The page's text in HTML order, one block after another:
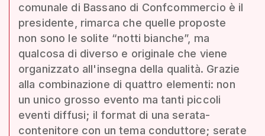
comunale di Bassano di Confcommercio è il
presidente, rimarca che quelle proposte
non sono le solite “notti bianche”, ma
qualcosa di diverso e originale che viene
organizzato all'insegna della qualità. Grazie
alla combinazione di quattro elementi: non
un unico grosso evento ma tanti piccoli
eventi diffusi; il format di una serata-
contenitore con un tema conduttore; serate